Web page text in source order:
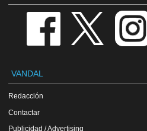
VANDAL
Redacción
Contactar
Publicidad / Advertising